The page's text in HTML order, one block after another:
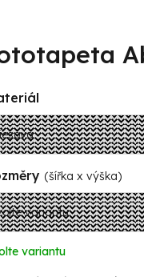
(šířka x výška)
variantu